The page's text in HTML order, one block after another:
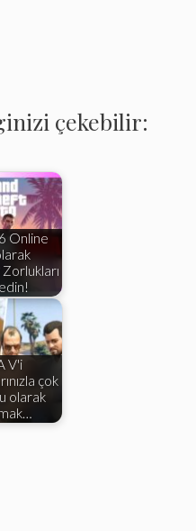
çekebilir:
Online
Zorlukları
V'i
çok
olarak